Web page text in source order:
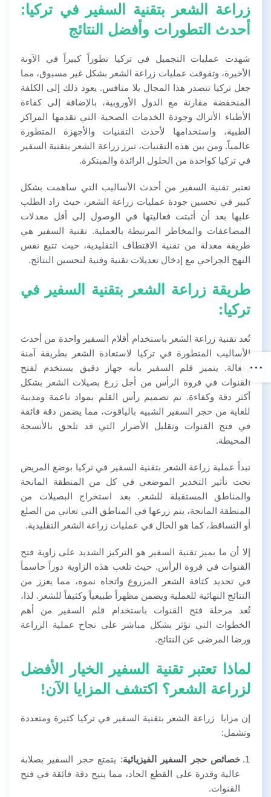
زراعة الشعر بتقنية السفير في تركيا:
أحدث التطورات وأفضل النتائج
شهدت عمليات التجميل في تركيا تطوراً كبيراً في الآونة
الأخيرة، وتفوقت عمليات زراعة الشعر بشكل غير مسبوق، مما
جعل تركيا تتصدر هذا المجال بلا منافس. يعود ذلك إلى الكلفة
المنخفضة مقارنة مع الدول الأوروبية، بالإضافة إلى كفاءة
الأطباء الأتراك وجودة الخدمات الصحية التي تقدمها المراكز
الطبية، واستخدامها لأحدث التقنيات والأجهزة المتطورة
عالمياً. ومن بين هذه التقنيات، تبرز زراعة الشعر بتقنية السفير
في تركيا كواحدة من الحلول الرائدة والمبتكرة.
تعتبر تقنية السفير من أحدث الأساليب التي ساهمت بشكل
كبير في تحسين جودة عمليات زراعة الشعر، حيث زاد الطلب
عليها بعد أن أثبتت فعاليتها في الوصول إلى أقل معدلات
المضاعفات والمخاطر المرتبطة بالعملية. تقنية السفير هي
طريقة معدلة من تقنية الاقتطاف التقليدية، حيث تتبع نفس
النهج الجراحي مع إدخال تعديلات تقنية وفنية لتحسين النتائج.
طريقة زراعة الشعر بتقنية السفير في
تركيا:
تُعد تقنية زراعة الشعر باستخدام أقلام السفير واحدة من أحدث
الأساليب المتطورة في تركيا لاستعادة الشعر بطريقة آمنة
وفعالة. يتميز قلم السفير بأنه جهاز دقيق يستخدم لفتح
القنوات في فروة الرأس من أجل زرع بصيلات الشعر بشكل
أكثر دقة وكفاءة. تم تصميم رأس القلم بمواد ناعمة ومدببة
للغاية من حجر السفير الشبيه بالياقوت، مما يضمن دقة فائقة
في فتح القنوات وتقليل الأضرار التي قد تلحق بالأنسجة
المحيطة.
تبدأ عملية زراعة الشعر بتقنية السفير في تركيا بوضع المريض
تحت تأثير التخدير الموضعي في كل من المنطقة المانحة
والمناطق المستقبلة للشعر. بعد استخراج البصيلات من
المنطقة المانحة، يتم زرعها في المناطق التي تعاني من الصلع
أو التساقط، كما هو الحال في عمليات زراعة الشعر التقليدية.
إلا أن ما يميز تقنية السفير هو التركيز الشديد على زاوية فتح
القنوات في فروة الرأس. حيث تلعب هذه الزاوية دوراً حاسماً
في تحديد كثافة الشعر المزروع واتجاه نموه، مما يعزز من
النتائج النهائية للعملية ويضمن مظهراً طبيعياً وكثيفاً للشعر. لذا،
تُعد مرحلة فتح القنوات باستخدام قلم السفير من أهم
الخطوات التي تؤثر بشكل مباشر على نجاح عملية الزراعة
ورضا المرضى عن النتائج.
لماذا تعتبر تقنية السفير الخيار الأفضل
لزراعة الشعر؟ اكتشف المزايا الآن!
إن مزايا زراعة الشعر بتقنية السفير في تركيا كثيرة ومتعددة
وتشمل:
خصائص حجر السفير الفيزيائية: يتمتع حجر السفير بصلابة
عالية وقدرة على القطع الحاد، مما يتيح دقة فائقة في فتح
القنوات.